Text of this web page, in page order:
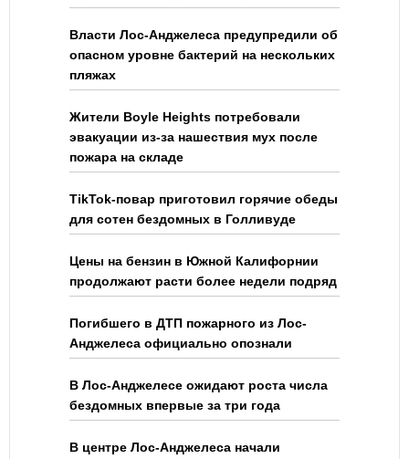
Власти Лос-Анджелеса предупредили об
опасном уровне бактерий на нескольких
пляжах
Жители Boyle Heights потребовали
эвакуации из-за нашествия мух после
пожара на складе
TikTok-повар приготовил горячие обеды
для сотен бездомных в Голливуде
Цены на бензин в Южной Калифорнии
продолжают расти более недели подряд
Погибшего в ДТП пожарного из Лос-
Анджелеса официально опознали
В Лос-Анджелесе ожидают роста числа
бездомных впервые за три года
В центре Лос-Анджелеса начали